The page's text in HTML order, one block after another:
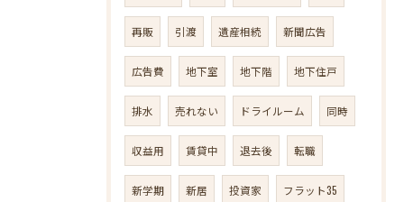
再販 引渡 遺産相続 新聞広告
広告費 地下室 地下階 地下住戸
排水 売れない ドライルーム 同時
収益用 賃貸中 退去後 転職
新学期 新居 投資家 フラット35